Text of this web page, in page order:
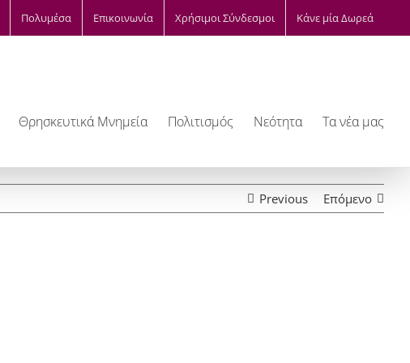
Πολυμέσα Επικοινωνία Χρήσιμοι Σύνδεσμοι Κάνε μία Δωρεά
Θρησκευτικά Μνημεία Πολιτισμός Νεότητα Τα νέα μας
Previous Επόμενο